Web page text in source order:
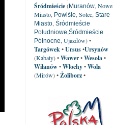
Śródmieście(Muranów Nowe
Miasto Powiśle Solec Stare
Miasto Śródmieście
Południowe Śródmieście
Północne Ujazdów) •
Targówek•Ursus•Ursynów
(Kabaty)•Wawer•Wesoła•
Wilanów•Włochy•Wola
(Mirów)•Żoliborz•